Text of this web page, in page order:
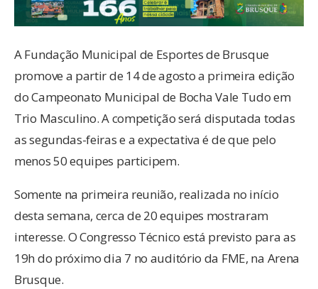
A Fundação Municipal de Esportes de Brusque
promove a partir de 14 de agosto a primeira edição
do Campeonato Municipal de Bocha Vale Tudo em
Trio Masculino. A competição será disputada todas
as segundas-feiras e a expectativa é de que pelo
menos 50 equipes participem.
Somente na primeira reunião, realizada no início
desta semana, cerca de 20 equipes mostraram
interesse. O Congresso Técnico está previsto para as
19h do próximo dia 7 no auditório da FME, na Arena
Brusque.